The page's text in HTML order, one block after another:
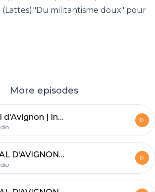
(Lattes)."Du militantisme doux" pour
More episodes
Festival d'Avignon | Interview de Clara Le Picard sur la Silver Factory d'Andy Warhol
FESTIVAL D'AVIGNON #13 | Bilan du Festival d'Avignon 2019